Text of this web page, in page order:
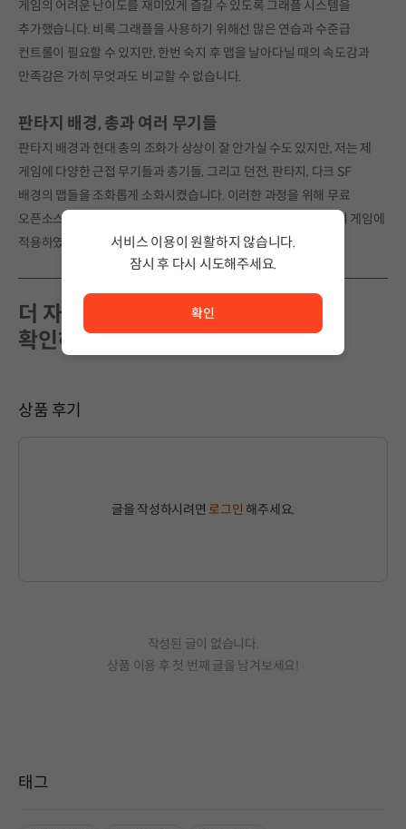
게임의 어려운 난이도를 재미있게 즐길 수 있도록 그래플 시스템을
추가했습니다. 비록 그래플을 사용하기 위해선 많은 연습과 수준급
컨트롤이 필요할 수 있지만, 한번 숙지 후 맵을 날아다닐 때의 속도감과
만족감은 가히 무엇과도 비교할 수 없습니다.
판타지 배경, 총과 여러 무기들
판타지 배경과 현대 총의 조화가 상상이 잘 안가실 수도 있지만, 저는 제
게임에 다양한 근접 무기들과 총기들, 그리고 던전, 판타지, 다크 SF
배경의 맵들을 조화롭게 소화시켰습니다. 이러한 과정을 위해 무료
오픈소스로 공개된 무기 이미지들을 제가 직접 한땀한땀 수정하여 게임에
적용하였습니다.
더 자세한 정보들은 관련 링크에서
확인하세요!
상품 후기
글을 작성하시려면 로그인 해주세요.
작성된 글이 없습니다.
상품 이용 후 첫 번째 글을 남겨보세요!
태그
서비스 이용이 원활하지 않습니다.
잠시 후 다시 시도해주세요.
서비스 이용이 원활하지 않습니다. <br/> 잠시 후 다시 시도
확인